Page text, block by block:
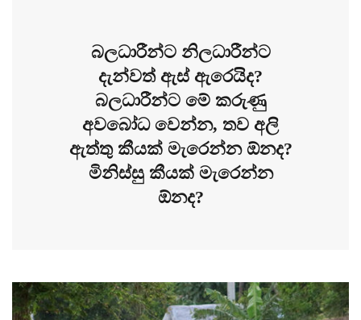
බලධාරීන්ට නිලධාරීන්ට
දැන්වත් ඇස් ඇරෙයිද?
බලධාරීන්ට මේ කරුණු
අවබෝධ වෙන්න, තව අලි
ඇත්තු කීයක් මැරෙන්න ඕනද?
මිනිස්සු කීයක් මැරෙන්න
ඕනද?